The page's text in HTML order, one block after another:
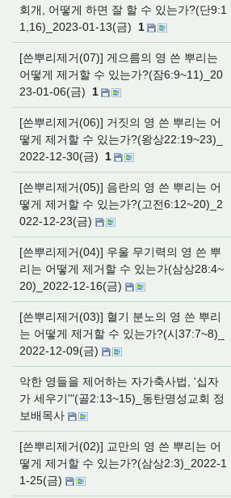
회개, 어떻게 하면 잘 할 수 있는가?(단9:1
1,16)_2023-01-13(금)
1
[쓴뿌리제거(07)] 게으름의 영 쓴 뿌리는
어떻게 제거할 수 있는가?(잠6:9~11)_20
23-01-06(금)
1
[쓴뿌리제거(06)] 거짓의 영 쓴 뿌리는 어
떻게 제거할 수 있는가?(왕상22:19~23)_
2022-12-30(금)
1
[쓴뿌리제거(05)] 음란의 영 쓴 뿌리는 어
떻게 제거할 수 있는가?(고전6:12~20)_2
022-12-23(금)
[쓴뿌리제거(04)] 우울 무기력의 영 쓴 뿌
리는 어떻게 제거할 수 있는가(삼상28:4~
20)_2022-12-16(금)
[쓴뿌리제거(03)] 혈기 분노의 영 쓴 뿌리
는 어떻게 제거할 수 있는가?(시37:7~8)_
2022-12-09(금)
악한 영들을 제어하는 자가축사법, '십자
가 세우기'"(골2:13~15)_동탄명성교회 정
보배목사
[쓴뿌리제거(02)] 교만의 영 쓴 뿌리는 어
떻게 제거할 수 있는가?(삼상2:3)_2022-1
1-25(금)